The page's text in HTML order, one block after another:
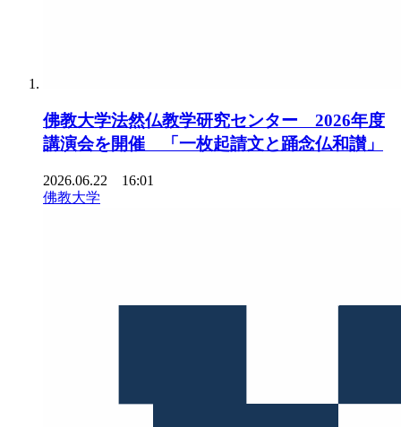
佛教大学法然仏教学研究センター 2026年度
講演会を開催 「一枚起請文と踊念仏和讃」
2026.06.22 16:01
佛教大学